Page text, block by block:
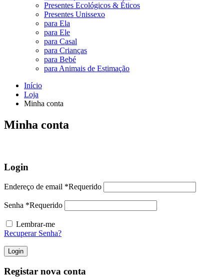
Presentes Ecológicos & Éticos
Presentes Unissexo
para Ela
para Ele
para Casal
para Crianças
para Bebé
para Animais de Estimação
Início
Loja
Minha conta
Minha conta
Login
Endereço de email *Requerido
Senha *Requerido
Lembrar-me
Recuperar Senha?
Login
Registar nova conta